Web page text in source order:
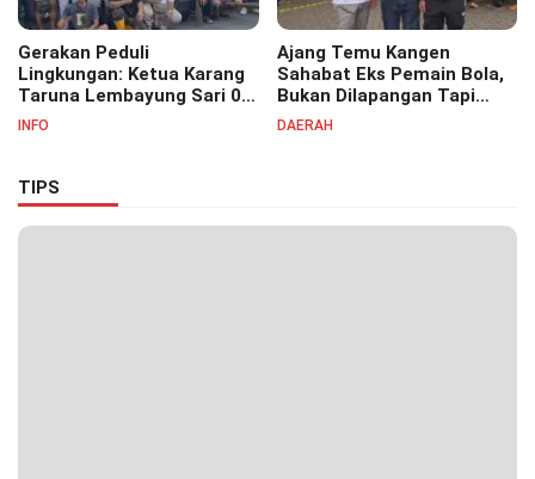
Gerakan Peduli
Lingkungan: Ketua Karang
Taruna Lembayung Sari 09
Irvan Permana Ajak
INFO
Ajang Temu Kangen
Sahabat Eks Pemain Bola,
Bukan Dilapangan Tapi
Ditongkrongan
DAERAH
TIPS